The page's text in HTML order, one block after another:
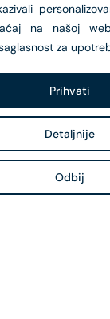
na našoj
za
Detaljnije
Odbij
Prihvati